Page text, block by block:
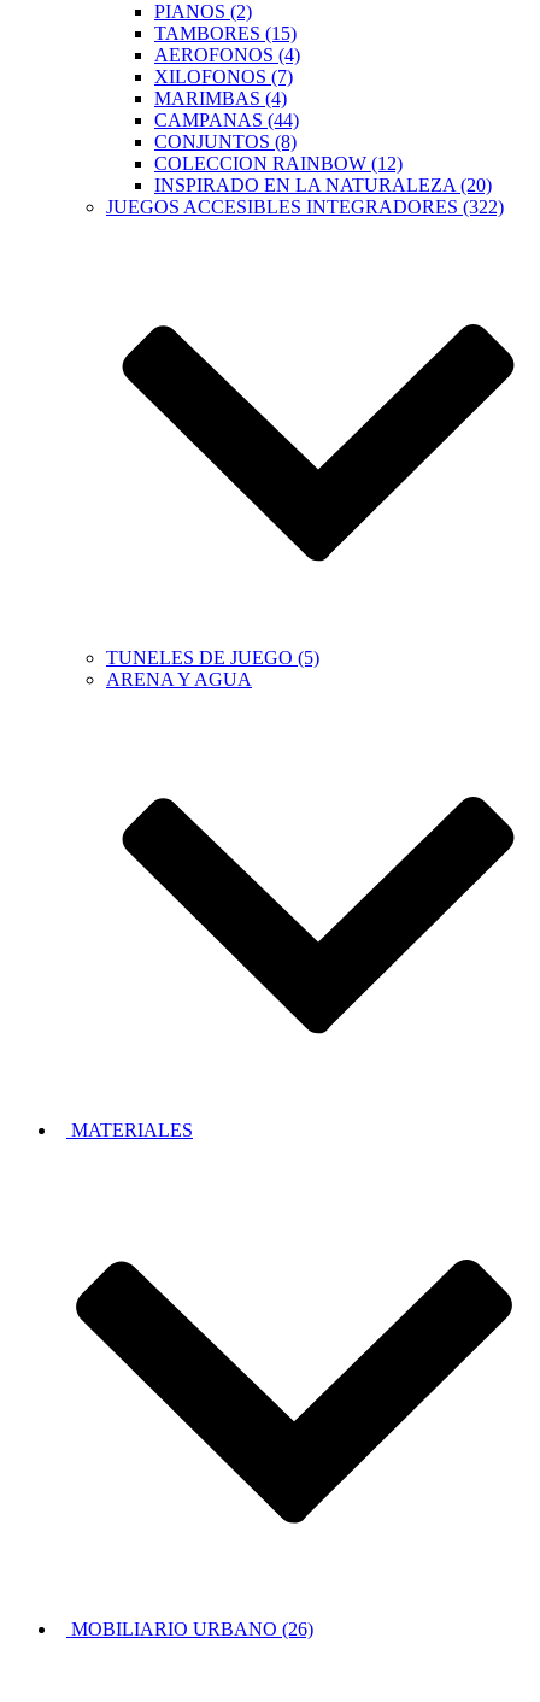
PIANOS (2)
TAMBORES (15)
AEROFONOS (4)
XILOFONOS (7)
MARIMBAS (4)
CAMPANAS (44)
CONJUNTOS (8)
COLECCION RAINBOW (12)
INSPIRADO EN LA NATURALEZA (20)
JUEGOS ACCESIBLES INTEGRADORES (322)
TUNELES DE JUEGO (5)
ARENA Y AGUA
MATERIALES
MOBILIARIO URBANO (26)